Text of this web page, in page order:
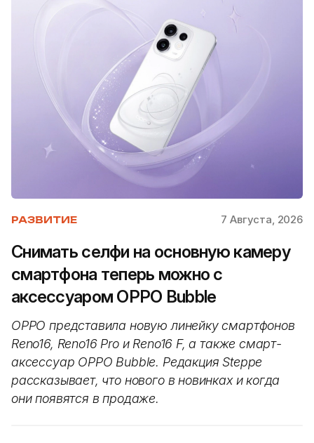
РАЗВИТИЕ 7 Августа, 2026
Снимать селфи на основную камеру
смартфона теперь можно с
аксессуаром OPPO Bubble
OPPO представила новую линейку смартфонов
Reno16, Reno16 Pro и Reno16 F, а также смарт-
аксессуар OPPO Bubble. Редакция Steppe
рассказывает, что нового в новинках и когда
они появятся в продаже.